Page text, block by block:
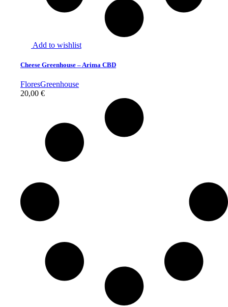
Add to wishlist
Cheese Greenhouse – Arima CBD
FloresGreenhouse
20,00 €